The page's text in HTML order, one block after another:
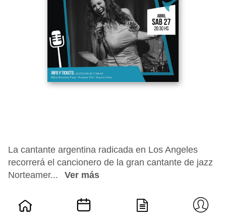
La cantante argentina radicada en Los Angeles
recorrerá el cancionero de la gran cantante de jazz
Norteamer...
Ver más